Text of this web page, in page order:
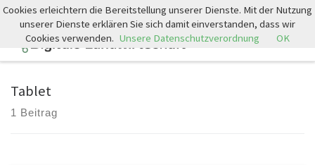
Zum Inhalt springen
Search
Tablet
1 Beitrag
Cookies erleichtern die Bereitstellung unserer Dienste. Mit der Nutzung
unserer Dienste erklären Sie sich damit einverstanden, dass wir
Cookies verwenden. Unsere Datenschutzverordnung OK